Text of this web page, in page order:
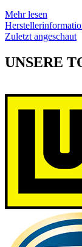
Mehr lesen
Zuletzt angeschaut
UNSERE